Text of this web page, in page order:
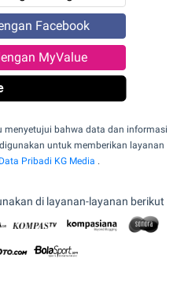
Facebook
MyValue
menyetujui bahwa data dan informasi
untuk memberikan layanan
Pribadi KG Media .
di layanan-layanan berikut